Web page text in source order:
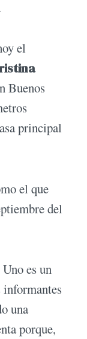
el
Buenos
principal
el que
del
Uno es un
una
porque,